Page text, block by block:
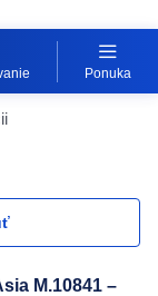
Ponuka
M.10841 –